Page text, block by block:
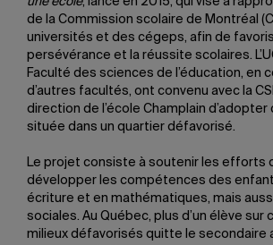
de la Commission scolaire de Montréal
universités et des cégeps, afin de
persévérance et la réussite scolaires.
Faculté des sciences de l’éducation, en
d’autres facultés, ont convenu avec la
direction de l’école Champlain
située dans un quartier défavorisé.
Le projet consiste à soutenir les efforts
développer les compétences des
écriture et en mathématiques, mais
sociales. Au Québec, plus d’un élève sur
milieux défavorisés quitte le secondaire